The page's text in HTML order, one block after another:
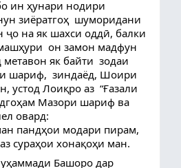
зиёратгоҳ  шуморидани
ҷо на як шахси оддӣ, балки
он замон мадфун
як байти  зодаи
шариф,  зиндаёд, Шоири
устод Лоиқро аз  “Ғазали
Мазори шариф ва
овард:
пандҳои модари пирам,
сураҳои хонақоҳи ман.